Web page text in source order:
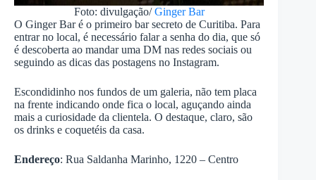
Foto: divulgação/Ginger Bar
O Ginger Bar é o primeiro bar secreto de Curitiba. Para
entrar no local, é necessário falar a senha do dia, que só
é descoberta ao mandar uma DM nas redes sociais ou
seguindo as dicas das postagens no Instagram.
Escondidinho nos fundos de um galeria, não tem placa
na frente indicando onde fica o local, aguçando ainda
mais a curiosidade da clientela. O destaque, claro, são
os drinks e coquetéis da casa.
Endereço: Rua Saldanha Marinho, 1220 – Centro